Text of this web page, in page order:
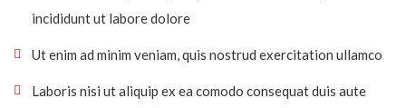
incididunt ut labore dolore
Ut enim ad minim veniam, quis nostrud exercitation ullamco
Laboris nisi ut aliquip ex ea comodo consequat duis aute